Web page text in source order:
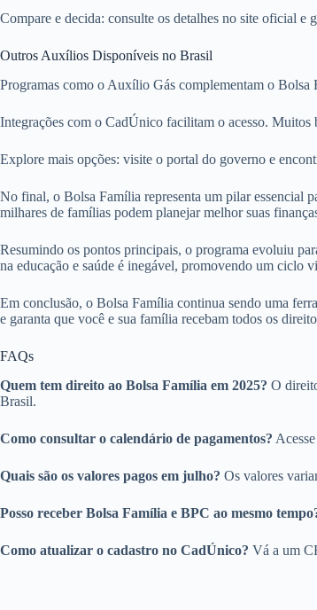
Compare e decida: consulte os detalhes no site oficial e
Outros Auxílios Disponíveis no Brasil
Programas como o Auxílio Gás complementam o Bolsa
Integrações com o CadÚnico facilitam o acesso.
Explore mais opções: visite o portal do governo e
No final, o Bolsa Família representa um pilar essencial
milhares de famílias podem planejar melhor suas
Resumindo os pontos principais, o programa evoluiu
na educação e saúde é inegável, promovendo um ciclo
Em conclusão, o Bolsa Família continua sendo uma
e garanta que você e sua família recebam todos os
FAQs
Quem tem direito ao Bolsa Família em 2025? O
Brasil.
Como consultar o calendário de pagamentos?
Quais são os valores pagos em julho? Os valores
Posso receber Bolsa Família e BPC ao mesmo
Como atualizar o cadastro no CadÚnico? Vá a um